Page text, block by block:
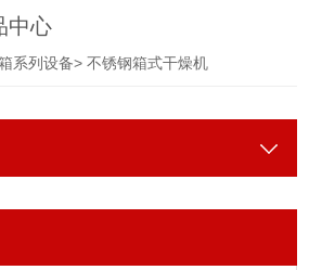
中心
系列设备>不锈钢箱式干燥机